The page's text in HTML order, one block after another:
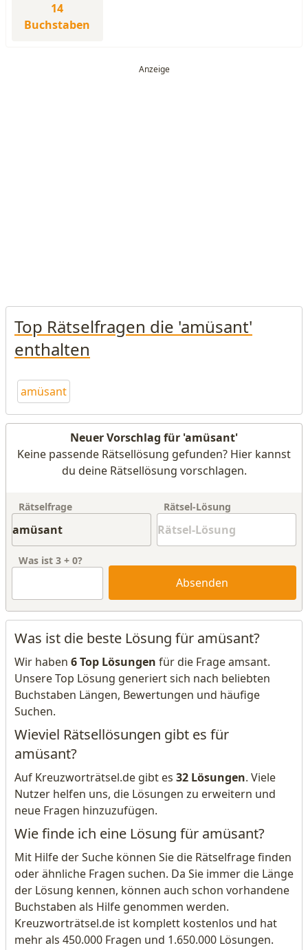
14
Buchstaben
Top Rätselfragen die 'amüsant'
enthalten
amüsant
Neuer Vorschlag für 'amüsant'
Keine passende Rätsellösung gefunden? Hier kannst
du deine Rätsellösung vorschlagen.
Rätselfrage Rätsel-Lösung
Was ist 3 + 0?
Absenden
Was ist die beste Lösung für amüsant?
Wir haben 6 Top Lösungen für die Frage amsant.
Unsere Top Lösung generiert sich nach beliebten
Buchstaben Längen, Bewertungen und häufige
Suchen.
Wieviel Rätsellösungen gibt es für
amüsant?
Auf Kreuzworträtsel.de gibt es 32 Lösungen. Viele
Nutzer helfen uns, die Lösungen zu erweitern und
neue Fragen hinzuzufügen.
Wie finde ich eine Lösung für amüsant?
Mit Hilfe der Suche können Sie die Rätselfrage finden
oder ähnliche Fragen suchen. Da Sie immer die Länge
der Lösung kennen, können auch schon vorhandene
Buchstaben als Hilfe genommen werden.
Kreuzworträtsel.de ist komplett kostenlos und hat
mehr als 450.000 Fragen und 1.650.000 Lösungen.